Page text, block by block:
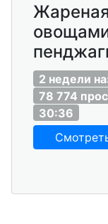
2 недели
78 774
30:36